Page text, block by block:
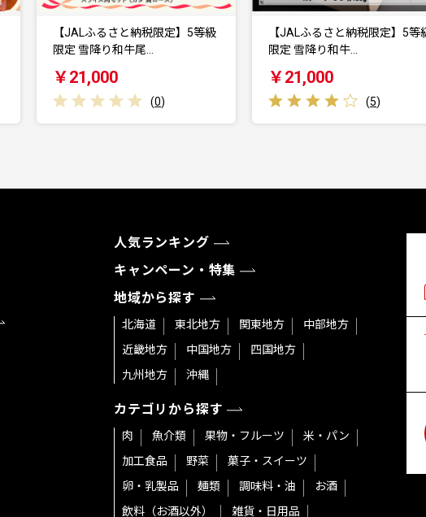
【JALふるさと納税限定】5等級
限定 雪降り和牛…
￥21,000
(5
銀山温泉 宿泊補助券 3口
円分)…
￥105,000
(1
人気ランキング
キャンペーン・特集
地域から探す
北海道 東北地方 関東地方
中部地方
近畿地方
中国地方
四国地方
九州地方
沖縄
カテゴリから探す
肉 魚介類 果物・フルーツ
米・パン
加工食品
野菜
菓子・スイーツ
卵・乳製品
麺類 調味料・油
お酒
飲料（お酒以外）
雑貨・日用品